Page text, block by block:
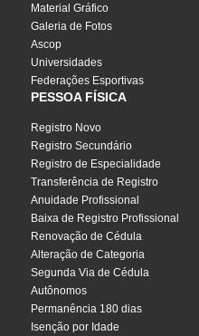
Material Gráfico
Galeria de Fotos
Ascop
Universidades
Federações Esportivas
PESSOA FÍSICA
Registro Novo
Registro Secundário
Registro de Especialidade
Transferência de Registro
Anuidade Profissional
Baixa de Registro Profissional
Renovação de Cédula
Alteração de Categoria
Segunda Via de Cédula
Autônomos
Permanência 180 dias
Isenção por Idade